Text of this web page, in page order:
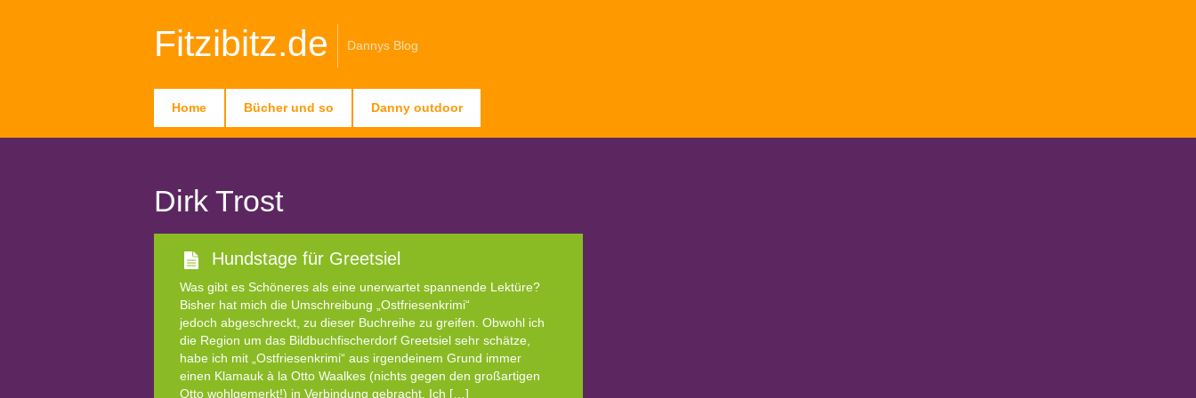
Fitzibitz.de Dannys Blog
Home Bücher und so Danny outdoor
Dirk Trost
Hundstage für Greetsiel
Was gibt es Schöneres als eine unerwartet spannende Lektüre?
Bisher hat mich die Umschreibung „Ostfriesenkrimi“
jedoch abgeschreckt, zu dieser Buchreihe zu greifen. Obwohl ich
die Region um das Bildbuchfischerdorf Greetsiel sehr schätze,
habe ich mit „Ostfriesenkrimi“ aus irgendeinem Grund immer
einen Klamauk à la Otto Waalkes (nichts gegen den großartigen
Otto wohlgemerkt!) in Verbindung gebracht. Ich […]